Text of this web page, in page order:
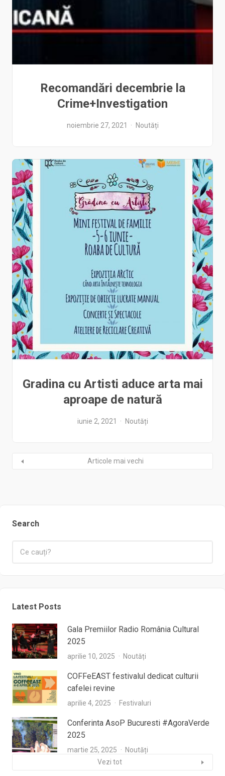
Recomandări decembrie la
Crime+Investigation
noiembrie 27, 2021 Noutăți
Gradina cu Artisti aduce arta mai
aproape de natură
iunie 2, 2021 Noutăți
Articole mai vechi
Search
Latest Posts
Gala Premiilor Radio România Cultural
2025
aprilie 10, 2025 Noutăți
COFFeEAST festivalul dedicat culturii
cafelei revine
aprilie 4, 2025 Festivaluri
Conferinta AsoP Bucuresti #AgoraVerde
2025
martie 25, 2025
Noutăți
Vezi tot